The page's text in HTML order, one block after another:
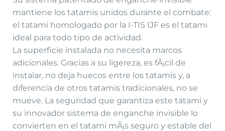
mantiene los tatamis unidos durante el combate:
el tatami homologado por la I-TIS IJF es el tatami
ideal para todo tipo de actividad.
La superficie instalada no necesita marcos
adicionales. Gracias a su ligereza, es fÃ¡cil de
instalar, no deja huecos entre los tatamis y, a
diferencia de otros tatamis tradicionales, no se
mueve. La seguridad que garantiza este tatami y
su innovador sistema de enganche invisible lo
convierten en el tatami mÃ¡s seguro y estable del